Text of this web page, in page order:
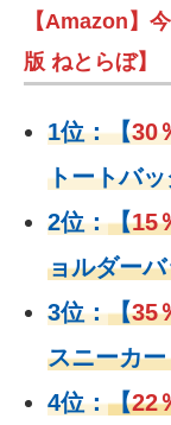
【Amazon】
版 ねとらぼ】
1位：【30
トートバ
2位：【15
ョルダー
3位：【35
スニーカ
4位：【22